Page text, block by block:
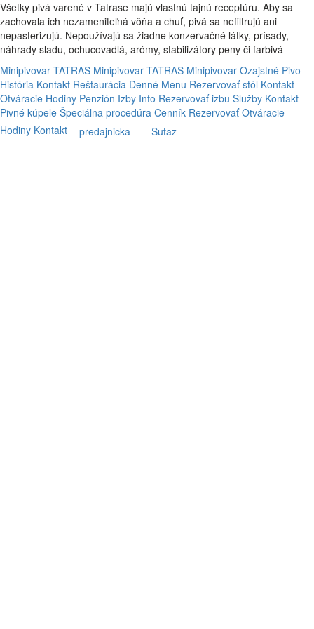
Všetky pivá varené v Tatrase majú vlastnú tajnú receptúru. Aby sa
zachovala ich nezameniteľná vôňa a chuť, pivá sa nefiltrujú ani
nepasterizujú. Nepoužívajú sa žiadne konzervačné látky, prísady,
náhrady sladu, ochucovadlá, arómy, stabilizátory peny či farbivá
Minipivovar TATRAS Minipivovar TATRAS Minipivovar Ozajstné Pivo
História Kontakt Reštaurácia Denné Menu Rezervovať stôl Kontakt
Otváracie Hodiny Penzión Izby Info Rezervovať izbu Služby Kontakt
Pivné kúpele Špeciálna procedúra Cenník Rezervovať Otváracie
Hodiny Kontakt predajnicka Sutaz